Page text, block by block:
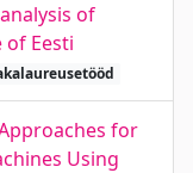
of
Eesti
for
Using